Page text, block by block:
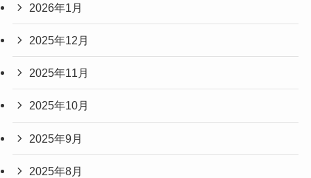
2026年1月
2025年12月
2025年11月
2025年10月
2025年9月
2025年8月